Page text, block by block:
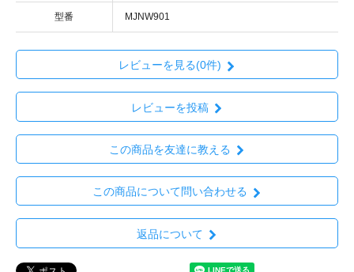
型番 MJNW901
レビューを見る(0件)
レビューを投稿
この商品を友達に教える
この商品について問い合わせる
返品について